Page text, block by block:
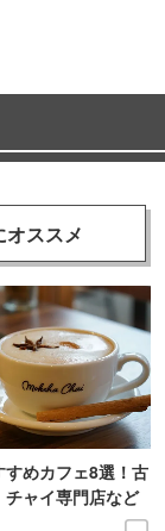
オススメ
めカフェ8選！古
チャイ専門店など